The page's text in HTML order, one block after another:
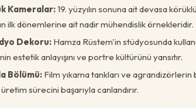
Kameralar:19. yüzyılın sonuna ait devasa
ilk dönemlerine ait nadir mühendislik örnekleridir.
Dekoru: Hamza Rüstem'in stüdyosunda
estetik anlayışını ve portre kültürünü yansıtır.
Bölümü: Film yıkama tankları ve
sürecini başarıyla canlandırır.